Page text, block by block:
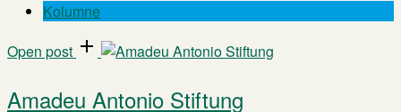
Kolumne
Open post
Amadeu Antonio Stiftung